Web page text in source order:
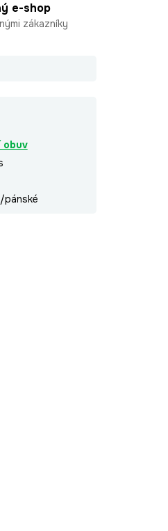
e-shop
zákazníky
obuv
pánské